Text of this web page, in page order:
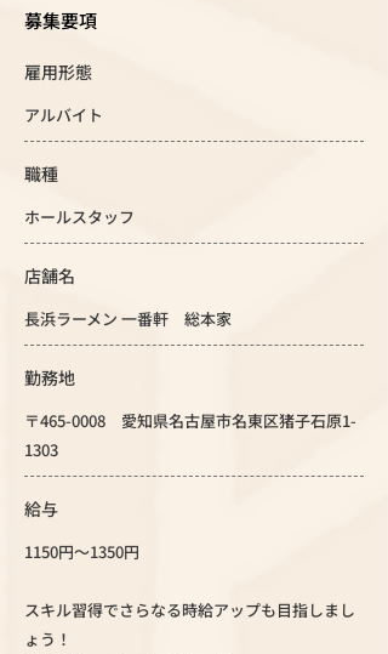
募集要項
雇用形態
アルバイト
職種
ホールスタッフ
店舗名
長浜ラーメン 一番軒 総本家
勤務地
〒465-0008 愛知県名古屋市名東区猪子石原1-
1303
給与
1150円～1350円
スキル習得でさらなる時給アップも目指しまし
ょう！